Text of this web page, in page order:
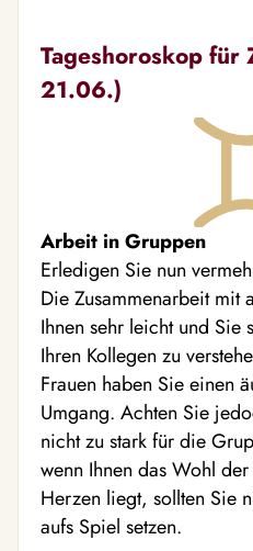
Tageshoroskop
21.06.)
Arbeit in Gruppen
Erledigen Sie nun
Die Zusammenarbeit mit
Ihnen sehr leicht und
Ihren Kollegen zu
Frauen haben Sie einen
Umgang. Achten Sie
nicht zu stark für die
wenn Ihnen das Wohl
Herzen liegt, sollten Sie
aufs Spiel setzen.